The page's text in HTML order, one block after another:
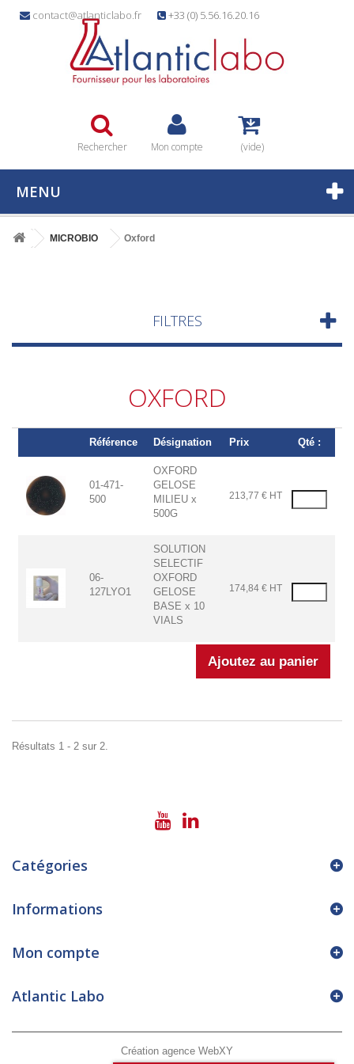
contact@atlanticlabo.fr +33 (0) 5.56.16.20.16
Rechercher Mon compte (vide)
MENU
MICROBIO Oxford
FILTRES
OXFORD
Référence Désignation Prix Qté :
01-471-
500
OXFORD
GELOSE
MILIEU x
500G
213,77 € HT
06-
127LYO1
SOLUTION
SELECTIF
OXFORD
GELOSE
BASE x 10
VIALS
174,84 € HT
Résultats 1 - 2 sur 2.
Catégories
Informations
Création agence WebXY
Mon compte
Atlantic Labo